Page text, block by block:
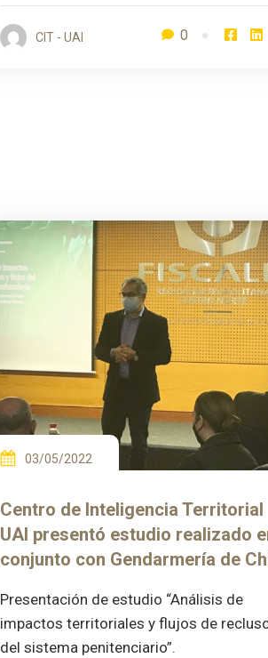
CIT - UAI 0
03/05/2022
Centro de Inteligencia Territorial
UAI presentó estudio realizado
conjunto con Gendarmería de
Presentación de estudio “Análisis de
impactos territoriales y flujos de
del sistema penitenciario”.